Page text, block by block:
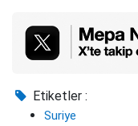
Etiketler :
Suriye